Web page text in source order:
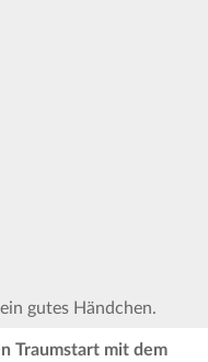
gutes Händchen.
Traumstart mit dem